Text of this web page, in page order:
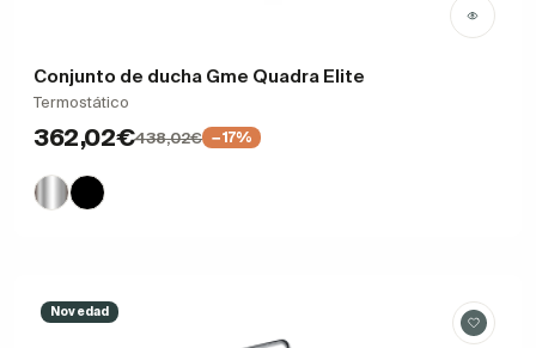
Conjunto de ducha Gme Quadra Elite
Termostático
362,02€438,02€ −17%
Novedad